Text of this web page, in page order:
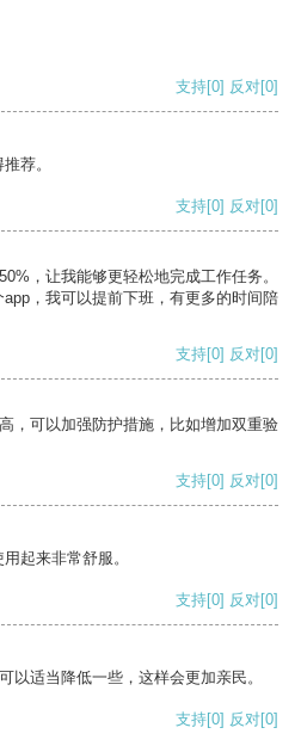
支持[0] 反对[0]
荐。
支持[0] 反对[0]
，让我能够更轻松地完成工作任务。
，我可以提前下班，有更多的时间陪
支持[0] 反对[0]
，可以加强防护措施，比如增加双重验
支持[0] 反对[0]
起来非常舒服。
支持[0] 反对[0]
以适当降低一些，这样会更加亲民。
支持[0] 反对[0]